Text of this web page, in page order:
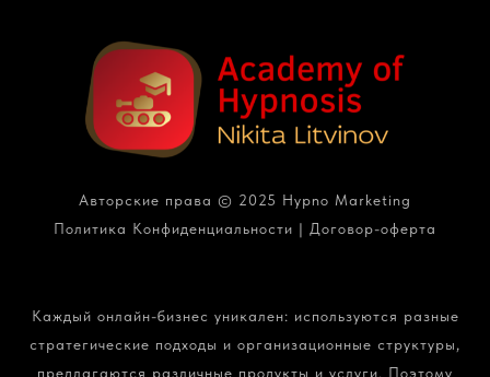
Авторские права © 2025 Hypno Marketing
Политика Конфиденциальности | Договор-оферта
Каждый онлайн-бизнес уникален: используются разные
стратегические подходы и организационные структуры,
предлагаются различные продукты и услуги. Поэтому